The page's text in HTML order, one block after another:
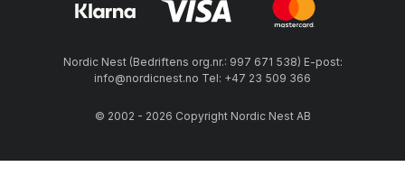
Nordic Nest (Bedriftens org.nr.: 997 671 538) E-post:
info@nordicnest.no Tel: +47 23 509 366
© 2002 - 2026 Copyright Nordic Nest AB